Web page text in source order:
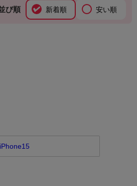
び順 新着順 安い順
iPhone15